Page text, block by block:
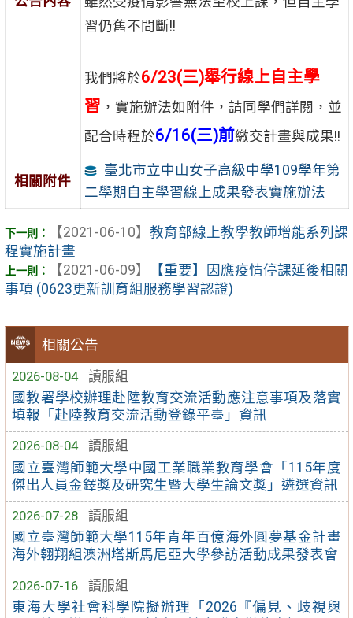
相關公告
2026-08-04
讀服組
國教署學校辦理赴陸教育交流活動應注意事項及落實
填報「赴陸教育交流活動登錄平臺」資訊
2026-08-04
讀服組
國立臺灣師範大學中國工業職業教育學會「115年度
傑出人員金鐸獎及研究生暨大學生論文獎」遴選資訊
2026-07-28
讀服組
國立臺灣師範大學115年青年百億海外圓夢基金計畫
海外翱翔組澳洲塔斯馬尼亞大學參訪活動成果發表會
2026-07-16
讀服組
東海大學社會科學院擬辦理「2026『偏見、歧視與
習仍舊不間斷!!
我們將於6/23(三)舉行線上自主學
習 ，實施辦法如附件，請同學們詳閱，並
配合時程於6/16(三)前繳交計畫與成果!!
相關附件
臺北市立中山女子高級中學109學年第
二學期自主學習線上成果發表實施辦法
【2021-06-10】 教育部線上教學教師增能系列課
程實施計畫
【2021-06-09】
【重要】因應疫情停課延後相關
事項 (0623更新訓育組服務學習認證)